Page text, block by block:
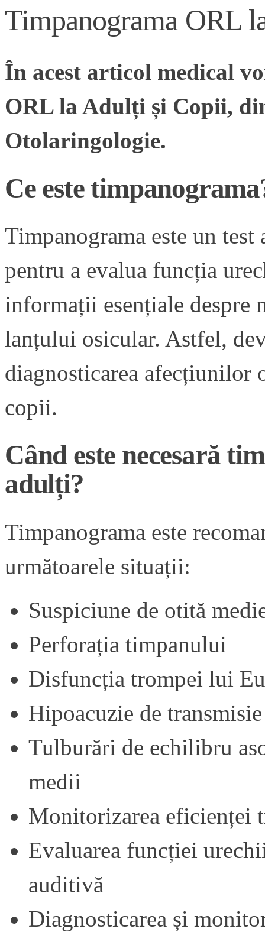
Timpanograma ORL
În acest articol medical
ORL la Adulți și Copii,
Otolaringologie.
Ce este
Timpanograma este un
pentru a evalua funcția
informații esențiale despre
lanțului osicular. Astfel,
diagnosticarea afecțiunilor
copii.
Când este necesară
adulți?
Timpanograma este
următoarele situații:
Suspiciune de otită
Perforația timpanului
Disfuncția trompei lui
Hipoacuzie de transmisie
Tulburări de echilibru
medii
Monitorizarea eficienței
Evaluarea funcției
auditivă
Diagnosticarea și